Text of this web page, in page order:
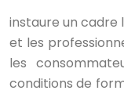
instaure un cadre
et les
les
conditions de